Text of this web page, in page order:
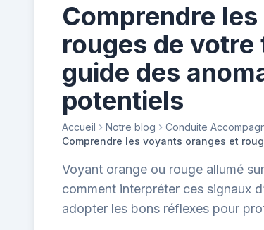
Comprendre
rouges de votre
guide des
potentiels
Accueil Notre blog
Conduite
Voyant orange ou rouge allumé
comment interpréter ces signaux
adopter les bons réflexes pour